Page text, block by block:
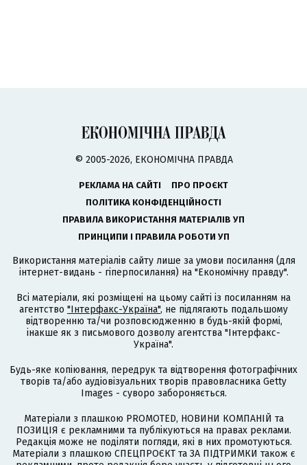
© 2005-2026, ЕКОНОМІЧНА ПРАВДА
РЕКЛАМА НА САЙТІ
ПРО ПРОЄКТ
ПОЛІТИКА КОНФІДЕНЦІЙНОСТІ
ПРАВИЛА ВИКОРИСТАННЯ МАТЕРІАЛІВ УП
ПРИНЦИПИ І ПРАВИЛА РОБОТИ УП
Використання матеріалів сайту лише за умови посилання (для
інтернет-видань - гіперпосилання) на "Економічну правду".
Всі матеріали, які розміщені на цьому сайті із посиланням на
агентство "Інтерфакс-Україна", не підлягають подальшому
відтворенню та/чи розповсюдженню в будь-якій формі,
інакше як з письмового дозволу агентства "Інтерфакс-
Україна".
Будь-яке копіювання, передрук та відтворення фотографічних
творів та/або аудіовізуальних творів правовласника Getty
Images - суворо забороняється.
Матеріали з плашкою PROMOTED, НОВИНИ КОМПАНІЙ та
ПОЗИЦІЯ є рекламними та публікуються на правах реклами.
Редакція може не поділяти погляди, які в них промотуються.
Матеріали з плашкою СПЕЦПРОЄКТ та ЗА ПІДТРИМКИ також є